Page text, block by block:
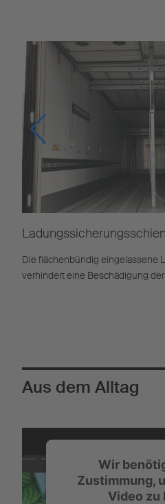
Die flächenbündig eingelassene
verhindert eine Beschädigung
Aus dem Alltag
Wir
Zustimmung,
Video zu